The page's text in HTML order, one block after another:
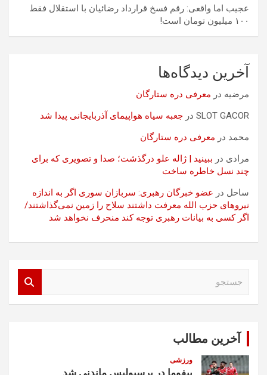
عجیب اما واقعی: رقم فسخ قرارداد رضائیان با استقلال فقط
۱۰۰ میلیون تومان است!
آخرین دیدگاه‌ها
مرضیه در معرفی دره ستارگان
SLOT GACOR در جعبه سیاه هواپیمای آذربایجانی پیدا شد
محمد در معرفی دره ستارگان
مرادی در ببینید | ژاله علو درگذشت؛ صدا و تصویری که برای
چند نسل خاطره ساخت
ساحل در عضو خبرگان رهبری: سربازان سوری اگر به اندازه
نیروهای حزب الله معرفت داشتند سلاح را زمین نمی‌گذاشتند/
اگر کسی به بیانات رهبری توجه کند منحرف نخواهد شد
آخرین مطالب
ورزشی